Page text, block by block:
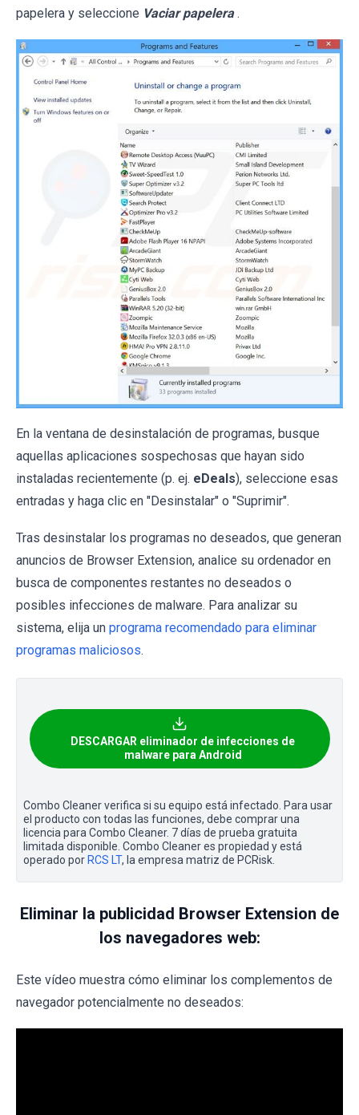
papelera y seleccione Vaciar papelera .
En la ventana de desinstalación de programas, busque
aquellas aplicaciones sospechosas que hayan sido
instaladas recientemente (p. ej. eDeals), seleccione esas
entradas y haga clic en "Desinstalar" o "Suprimir".
Tras desinstalar los programas no deseados, que generan
anuncios de Browser Extension, analice su ordenador en
busca de componentes restantes no deseados o
posibles infecciones de malware. Para analizar su
sistema, elija un programa recomendado para eliminar
programas maliciosos.
DESCARGAR eliminador de infecciones de
malware para Android
Combo Cleaner verifica si su equipo está infectado. Para usar
el producto con todas las funciones, debe comprar una
licencia para Combo Cleaner. 7 días de prueba gratuita
limitada disponible. Combo Cleaner es propiedad y está
operado por RCS LT, la empresa matriz de PCRisk.
Eliminar la publicidad Browser Extension de
los navegadores web:
Este vídeo muestra cómo eliminar los complementos de
navegador potencialmente no deseados: